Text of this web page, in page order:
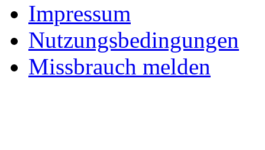
Impressum
Nutzungsbedingungen
Missbrauch melden